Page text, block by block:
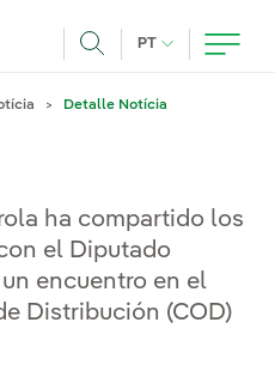
PT IDIOMA ATUAL,
Detalle Notícia
ha compartido los
el Diputado
encuentro en el
Distribución (COD)